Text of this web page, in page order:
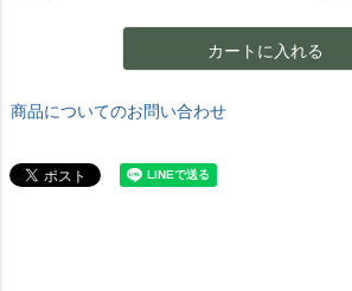
カートに入れる
商品についてのお問い合わせ